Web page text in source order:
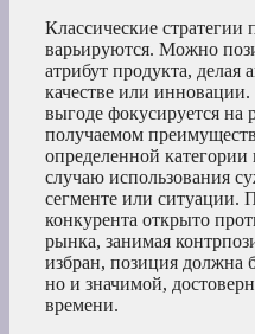
Классические
варьируются. Можно
атрибут продукта, делая
качестве или
выгоде фокусируется
получаемом
определенной категории
случаю использования
сегменте или ситуации.
конкурента открыто
рынка, занимая
избран, позиция должна
но и значимой,
времени.